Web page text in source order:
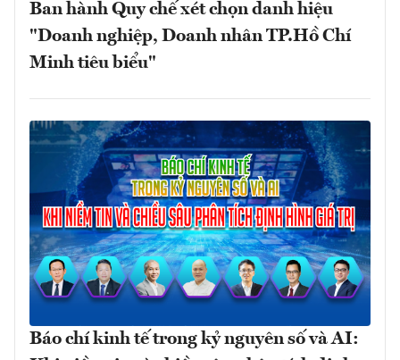
Ban hành Quy chế xét chọn danh hiệu
"Doanh nghiệp, Doanh nhân TP.Hồ Chí
Minh tiêu biểu"
Báo chí kinh tế trong kỷ nguyên số và AI: